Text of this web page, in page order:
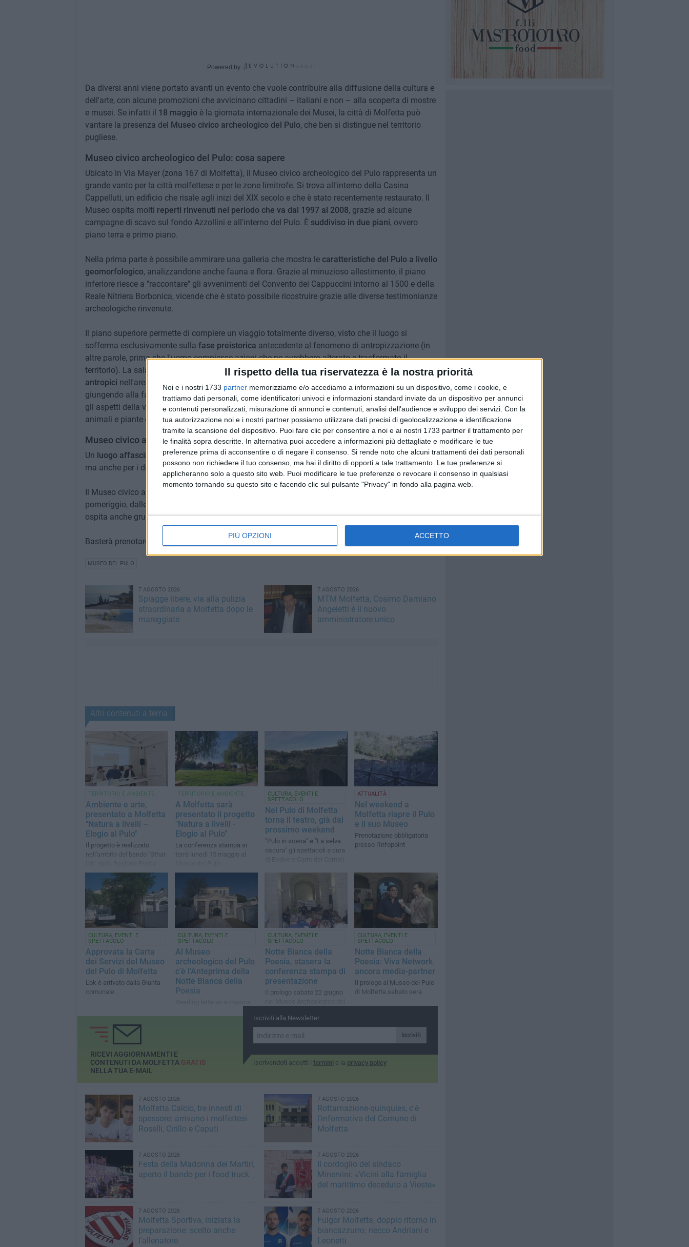
Il rispetto della tua riservatezza è la nostra priorità
Noi e i nostri 1733 partner memorizziamo e/o accediamo a informazioni su un dispositivo, come i cookie, e
trattiamo dati personali, come identificatori univoci e informazioni standard inviate da un dispositivo per annunci
e contenuti personalizzati, misurazione di annunci e contenuti, analisi dell'audience e sviluppo dei servizi. Con la
tua autorizzazione noi e i nostri partner possiamo utilizzare dati precisi di geolocalizzazione e identificazione
tramite la scansione del dispositivo. Puoi fare clic per consentire a noi e ai nostri 1733 partner il trattamento per
le finalità sopra descritte. In alternativa puoi accedere a informazioni più dettagliate e modificare le tue
preferenze prima di acconsentire o di negare il consenso. Si rende noto che alcuni trattamenti dei dati personali
possono non richiedere il tuo consenso, ma hai il diritto di opporti a tale trattamento. Le tue preferenze si
applicheranno solo a questo sito web. Puoi modificare le tue preferenze o revocare il consenso in qualsiasi
momento tornando su questo sito e facendo clic sul pulsante "Privacy" in fondo alla pagina web.
PIÙ OPZIONI ACCETTO
Powered by
Da diversi anni viene portato avanti un evento che vuole contribuire alla diffusione della cultura e
dell'arte, con alcune promozioni che avvicinano cittadini – italiani e non – alla scoperta di mostre
e musei. Se infatti il 18 maggioè la giornata internazionale dei Musei, la città di Molfetta può
vantare la presenza del Museo civico archeologico del Pulo, che ben si distingue nel territorio
pugliese.
Museo civico archeologico del Pulo: cosa sapere
Ubicato in Via Mayer (zona 167 di Molfetta), il Museo civico archeologico del Pulo rappresenta un
grande vanto per la città molfettese e per le zone limitrofe. Si trova all'interno della Casina
Cappelluti, un edificio che risale agli inizi del XIX secolo e che è stato recentemente restaurato. Il
Museo ospita molti reperti rinvenuti nel periodo che va dal 1997 al 2008, grazie ad alcune
campagne di scavo sul fondo Azzollini e all'interno del Pulo. È suddiviso in due piani, ovvero
piano terra e primo piano.
Nella prima parte è possibile ammirare una galleria che mostra le caratteristiche del Pulo a livello
geomorfologico, analizzandone anche fauna e flora. Grazie al minuzioso allestimento, il piano
inferiore riesce a "raccontare" gli avvenimenti del Convento dei Cappuccini intorno al 1500 e della
Reale Nitriera Borbonica, vicende che è stato possibile ricostruire grazie alle diverse testimonianze
archeologiche rinvenute.
Il piano superiore permette di compiere un viaggio totalmente diverso, visto che il luogo si
sofferma esclusivamente sulla fase preistorica antecedente al fenomeno di antropizzazione (in
altre parole, prima che l'uomo compiesse azioni che ne avrebbero alterato e trasformato il
territorio). La sala della "Linea del Tempo" mostra un'anteprima delmutamento degli eventi
antropici nell'area delle Murge, contando il periodo che va dal paleolitico all'età del ferro,
giungendo alla fase neolitica nell'area del Pulo. In questo intenso percorso è possibile individuare
gli aspetti della vita quotidiana, la lavorazione di ceramica e pietra, l'utilizzo che veniva fatto di
animali e piante e anche i riti legati a culti ed episodi funerari.
Museo civico archeologico del Pulo, un luogo da visitare
Un luogo affascinante da visitaree scoprire, non soltanto per i cittadini (e residenti) molfettesi,
ma anche per i diversi turisti che fanno tappa a Molfetta e ai cittadini delle zone limitrofe.
Il Museo civico archeologico del Pulo è aperto Sabato e Domenica dalle ore 10 alle ore 13 e, nel
pomeriggio, dalle ore 15 alle ore 17,
ospita anche gruppi e classi scolastiche nei giorni della settimana.
Basterà prenotare tramite sito ufficiale, dove sarà possibile trovare qualsiasi recapito.
MUSEO DEL PULO
7 AGOSTO 2026
Spiagge libere, via alla pulizia
straordinaria a Molfetta dopo le
mareggiate
7 AGOSTO 2026
MTM Molfetta, Cosimo Damiano
Angeletti è il nuovo
amministratore unico
Altri contenuti a tema
TERRITORIO E AMBIENTE
Ambiente e arte,
presentato a Molfetta
"Natura a livelli –
Elogio al Pulo"
Il progetto è realizzato
nell'ambito del bando "Sthar
TERRITORIO E AMBIENTE
A Molfetta sarà
presentato il progetto
"Natura a livelli -
Elogio al Pulo"
La conferenza stampa si
terrà lunedì 15 maggio al
CULTURA, EVENTI E
SPETTACOLO
Nel Pulo di Molfetta
torna il teatro, già dal
prossimo weekend
"Pulo in scena" e "La selva
oscura" gli spettacoli a cura
ATTUALITÀ
Nel weekend a
Molfetta riapre il Pulo
e il suo Museo
Prenotazione obbligatoria
presso l'Infopoint
CULTURA, EVENTI E
SPETTACOLO
Approvata la Carta
dei Servizi del Museo
del Pulo di Molfetta
L'ok è arrivato dalla Giunta
comunale
CULTURA, EVENTI E
SPETTACOLO
Al Museo
archeologico del Pulo
c'è l'Anteprima della
Notte Bianca della
Poesia
CULTURA, EVENTI E
SPETTACOLO
Notte Bianca della
Poesia, stasera la
conferenza stampa di
presentazione
Il prologo sabato 22 giugno
CULTURA, EVENTI E
SPETTACOLO
Notte Bianca della
Poesia: Viva Network
ancora media-partner
Il prologo al Museo del Pulo
di Molfetta sabato sera
Iscriviti alla Newsletter
Iscriviti
Iscrivendoti accetti i termini e la privacy policy
RICEVI AGGIORNAMENTI E
CONTENUTI DA MOLFETTA GRATIS
NELLA TUA E-MAIL
7 AGOSTO 2026
Molfetta Calcio, tre innesti di
spessore: arrivano i molfettesi
Roselli, Cirillo e Caputi
7 AGOSTO 2026
Rottamazione-quinquies, c'è
l'informativa del Comune di
Molfetta
7 AGOSTO 2026
Festa della Madonna dei Martiri,
aperto il bando per i food truck
7 AGOSTO 2026
Il cordoglio del sindaco
Minervini: «Vicini alla famiglia
del marittimo deceduto a Vieste»
7 AGOSTO 2026
Molfetta Sportiva, iniziata la
preparazione: scelto anche
l'allenatore
7 AGOSTO 2026
Fulgor Molfetta, doppio ritorno in
biancazzurro: riecco Andriani e
Leonetti